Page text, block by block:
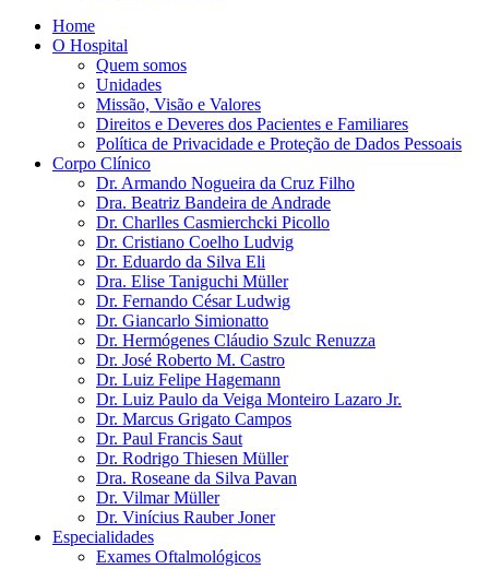
Home
O Hospital
Quem somos
Unidades
Missão, Visão e Valores
Direitos e Deveres dos Pacientes e Familiares
Política de Privacidade e Proteção de Dados Pessoais
Corpo Clínico
Dr. Armando Nogueira da Cruz Filho
Dra. Beatriz Bandeira de Andrade
Dr. Charlles Casmierchcki Picollo
Dr. Cristiano Coelho Ludvig
Dr. Eduardo da Silva Eli
Dra. Elise Taniguchi Müller
Dr. Fernando César Ludwig
Dr. Giancarlo Simionatto
Dr. Hermógenes Cláudio Szulc Renuzza
Dr. José Roberto M. Castro
Dr. Luiz Felipe Hagemann
Dr. Luiz Paulo da Veiga Monteiro Lazaro Jr.
Dr. Marcus Grigato Campos
Dr. Paul Francis Saut
Dr. Rodrigo Thiesen Müller
Dra. Roseane da Silva Pavan
Dr. Vilmar Müller
Dr. Vinícius Rauber Joner
Especialidades
Exames Oftalmológicos